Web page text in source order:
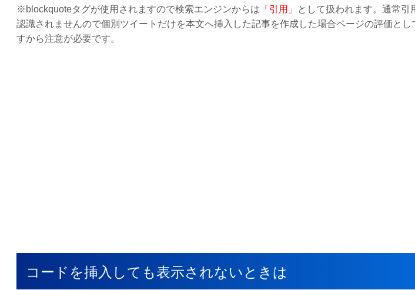
※blockquoteタグが使用されますので検索エンジンからは 「引用」
として扱われます。通常引
認識されませんので個別ツイートだけを本文へ挿入した記事を作成した場合ページの評価とし
すから注意が必要です。
コードを挿入しても表示されないときは